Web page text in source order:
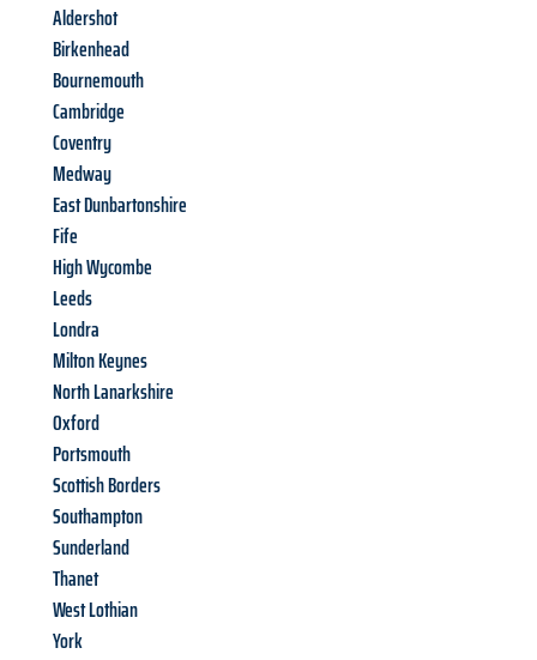
Aldershot
Birkenhead
Bournemouth
Cambridge
Coventry
Medway
East Dunbartonshire
Fife
High Wycombe
Leeds
Londra
Milton Keynes
North Lanarkshire
Oxford
Portsmouth
Scottish Borders
Southampton
Sunderland
Thanet
West Lothian
York